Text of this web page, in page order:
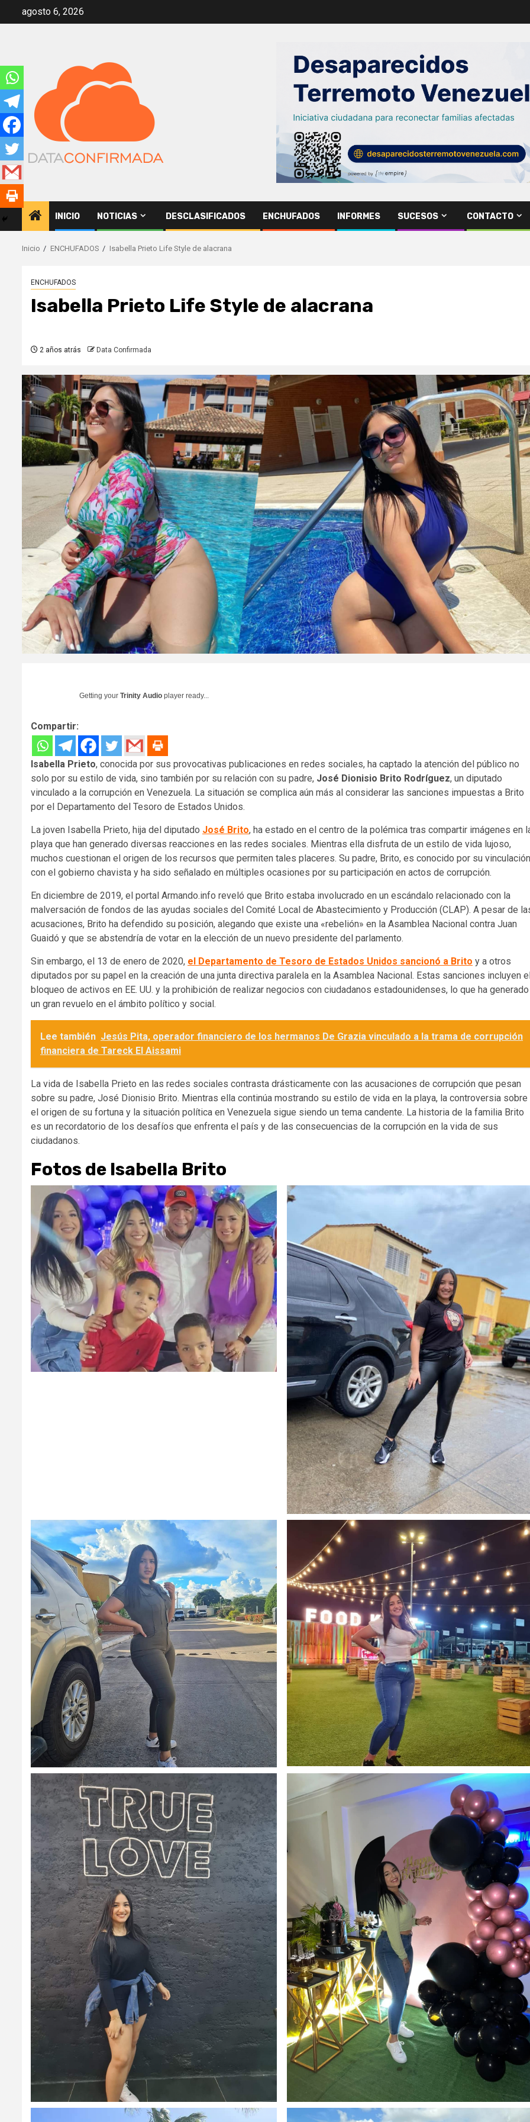
agosto 6, 2026
INICIO NOTICIAS DESCLASIFICADOS ENCHUFADOS INFORMES SUCESOS CONTACTO
Inicio ENCHUFADOS Isabella Prieto Life Style de alacrana
ENCHUFADOS
Isabella Prieto Life Style de alacrana
2 años atrás Data Confirmada
Getting your Trinity Audio player ready...
Compartir:
Isabella Prieto, conocida por sus provocativas publicaciones en redes sociales, ha captado la atención del público no
solo por su estilo de vida, sino también por su relación con su padre, José Dionisio Brito Rodríguez, un diputado
vinculado a la corrupción en Venezuela. La situación se complica aún más al considerar las sanciones impuestas a Brito
por el Departamento del Tesoro de Estados Unidos.
La joven Isabella Prieto, hija del diputado José Brito, ha estado en el centro de la polémica tras compartir imágenes en
playa que han generado diversas reacciones en las redes sociales. Mientras ella disfruta de un estilo de vida lujoso,
muchos cuestionan el origen de los recursos que permiten tales placeres. Su padre, Brito, es conocido por su vinculación
con el gobierno chavista y ha sido señalado en múltiples ocasiones por su participación en actos de corrupción.
En diciembre de 2019, el portal Armando.info reveló que Brito estaba involucrado en un escándalo relacionado con la
malversación de fondos de las ayudas sociales del Comité Local de Abastecimiento y Producción (CLAP). A pesar de
acusaciones, Brito ha defendido su posición, alegando que existe una «rebelión» en la Asamblea Nacional contra Juan
Guaidó y que se abstendría de votar en la elección de un nuevo presidente del parlamento.
Sin embargo, el 13 de enero de 2020, el Departamento de Tesoro de Estados Unidos sancionó a Brito y a otros
diputados por su papel en la creación de una junta directiva paralela en la Asamblea Nacional. Estas sanciones incluyen el
bloqueo de activos en EE. UU. y la prohibición de realizar negocios con ciudadanos estadounidenses, lo que ha generado
un gran revuelo en el ámbito político y social.
Lee también Jesús Pita, operador financiero de los hermanos De Grazia vinculado a la trama de corrupción
financiera de Tareck El Aissami
La vida de Isabella Prieto en las redes sociales contrasta drásticamente con las acusaciones de corrupción que pesan
sobre su padre, José Dionisio Brito. Mientras ella continúa mostrando su estilo de vida en la playa, la controversia sobre
el origen de su fortuna y la situación política en Venezuela sigue siendo un tema candente. La historia de la familia Brito
es un recordatorio de los desafíos que enfrenta el país y de las consecuencias de la corrupción en la vida de sus
ciudadanos.
Fotos de Isabella Brito